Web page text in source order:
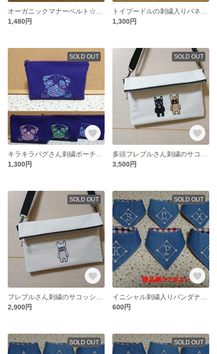
1,480円
1,300円
SOLD OUT
1,300円
SOLD OUT
3,500円
SOLD OUT
2,900円
SOLD OUT
600円
SOLD OUT SOLD OUT